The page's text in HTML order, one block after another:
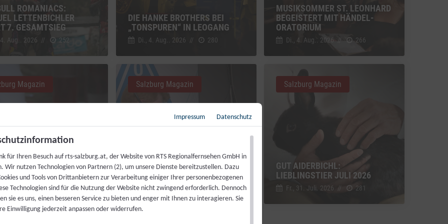
ROMANIACS:
LETTENBICHLER
7. GESAMTSIEG
Aug.. 2026 // 252
DIE HANKE BROTHERS BEI
„TONSPUREN“ IN LEOGANG
Di., 4. Aug.. 2026 // 280
MUSIKSOMMER ST. LEONHARD
BEGEISTERT MIT HÄNDEL-
ORATORIUM
Di., 4. Aug.. 2026 // 266
FÜR JEDERMANN:
SPENDIEREN
FESTMAHL
Aug.. 2026 // 230
Magazin
LIVEKONTAKT ZUR ISS
Fr., 31. Juli. 2026 // 216
Salzburg Magazin
GUT AIDERBICHL:
LIEBLINGSTIER JULI 2026
Fr., 31. Juli. 2026 // 281
Salzburg Magazin
Impressum Datenschutz
für Ihren Besuch auf rts-salzburg.at, der Website von RTS Regionalfernsehen GmbH in
Wir nutzen Technologien von Partnern (2), um unsere Dienste bereitzustellen. Dazu
und Tools von Drittanbietern zur Verarbeitung einiger Ihrer personenbezogenen
Technologien sind für die Nutzung der Website nicht zwingend erforderlich. Dennoch
sie es uns, einen besseren Service zu bieten und enger mit Ihnen zu interagieren. Sie
Einwilligung jederzeit anpassen oder widerrufen.